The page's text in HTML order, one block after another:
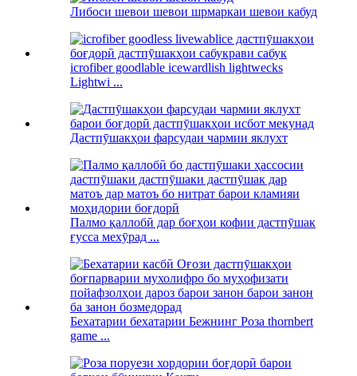
Либоси шевои шевои шрмаркаи шевои кабуд
icrofiber goodlable icewardlish lightwecks
Lightwi ...
Дастпӯшакҳои фарсудаи чармии яклухт
Палмо қаллобӣ дар боғҳои кофии дастпӯшак
ғусса мехӯрад ...
Бехатарии бехатарии Бежнинг Роза thornbert
game ...